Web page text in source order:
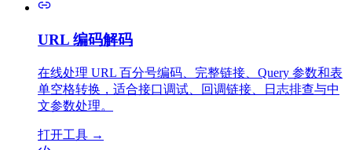
URL 编码解码
在线处理 URL 百分号编码、完整链接、Query 参数和表
单空格转换，适合接口调试、回调链接、日志排查与中
文参数处理。
打开工具 →